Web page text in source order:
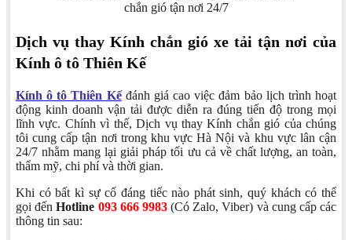
chắn gió tận nơi 24/7
Dịch vụ thay Kính chắn gió xe tải tận nơi của
Kính ô tô Thiên Kế
Kính ô tô Thiên Kếđánh giá cao việc đảm bảo lịch trình hoạt
động kinh doanh vận tải được diễn ra đúng tiến độ trong mọi
lĩnh vực. Chính vì thế, Dịch vụ thay Kính chắn gió của chúng
tôi cung cấp tận nơi trong khu vực Hà Nội và khu vực lân cận
24/7 nhằm mang lại giải pháp tối ưu cả về chất lượng, an toàn,
thẩm mỹ, chi phí và thời gian.
Khi có bất kì sự cố đáng tiếc nào phát sinh, quý khách có thể
gọi đếnHotline 093 666 9983(Có Zalo, Viber) và cung cấp các
thông tin sau: